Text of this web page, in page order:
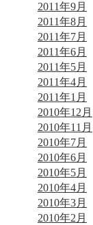
2011年9月
2011年8月
2011年7月
2011年6月
2011年5月
2011年4月
2011年1月
2010年12月
2010年11月
2010年7月
2010年6月
2010年5月
2010年4月
2010年3月
2010年2月